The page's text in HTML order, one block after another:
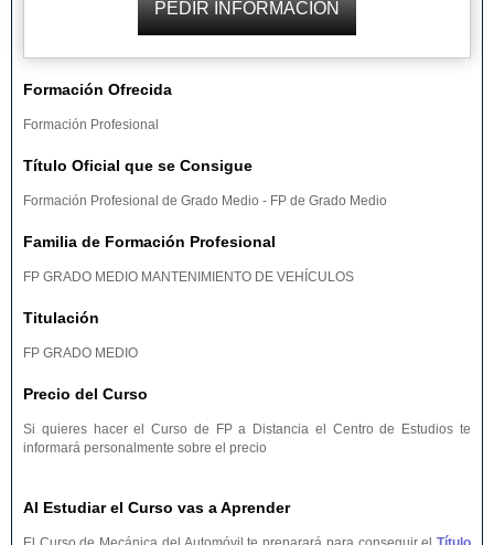
Formación Ofrecida
Formación Profesional
Título Oficial que se Consigue
Formación Profesional de Grado Medio - FP de Grado Medio
Familia de Formación Profesional
FP GRADO MEDIO MANTENIMIENTO DE VEHÍCULOS
Titulación
FP GRADO MEDIO
Precio del Curso
Si quieres hacer el Curso de FP a Distancia el Centro de Estudios te
informará personalmente sobre el precio
Al Estudiar el Curso vas a Aprender